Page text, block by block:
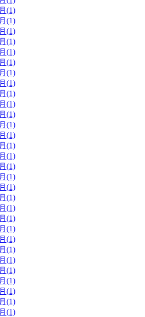
(1)
(1)
(1)
(1)
(1)
(1)
(1)
(1)
(1)
(1)
(1)
(1)
(1)
(1)
(1)
(1)
(1)
(1)
(1)
(1)
(1)
(1)
(1)
(1)
(1)
(1)
(1)
(1)
(1)
(1)